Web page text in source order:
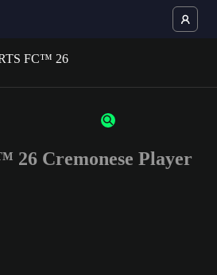
26 Cremonese Player